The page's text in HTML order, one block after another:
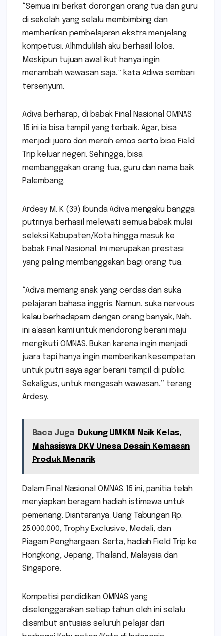
“Semua ini berkat dorongan orang tua dan guru
di sekolah yang selalu membimbing dan
memberikan pembelajaran ekstra menjelang
kompetusi. Alhmdulilah aku berhasil lolos.
Meskipun tujuan awal ikut hanya ingin
menambah wawasan saja,” kata Adiwa sembari
tersenyum.
Adiva berharap, di babak Final Nasional OMNAS
15 ini ia bisa tampil yang terbaik. Agar, bisa
menjadi juara dan meraih emas serta bisa Field
Trip keluar negeri. Sehingga, bisa
membanggakan orang tua, guru dan nama baik
Palembang.
Ardesy M. K (39) Ibunda Adiva mengaku bangga
putrinya berhasil melewati semua babak mulai
seleksi Kabupaten/Kota hingga masuk ke
babak Final Nasional. Ini merupakan prestasi
yang paling membanggakan bagi orang tua.
“Adiva memang anak yang cerdas dan suka
pelajaran bahasa inggris. Namun, suka nervous
kalau berhadapam dengan orang banyak, Nah,
ini alasan kami untuk mendorong berani maju
mengikuti OMNAS. Bukan karena ingin menjadi
juara tapi hanya ingin memberikan kesempatan
untuk putri saya agar berani tampil di public.
Sekaligus, untuk mengasah wawasan,” terang
Ardesy.
Baca Juga
Dukung UMKM Naik Kelas,
Mahasiswa DKV Unesa Desain Kemasan
Produk Menarik
Dalam Final Nasional OMNAS 15 ini, panitia telah
menyiapkan beragam hadiah istimewa untuk
pemenang. Diantaranya, Uang Tabungan Rp.
25.000.000, Trophy Exclusive, Medali, dan
Piagam Penghargaan. Serta, hadiah Field Trip ke
Hongkong, Jepang, Thailand, Malaysia dan
Singapore.
Kompetisi pendidikan OMNAS yang
diselenggarakan setiap tahun oleh ini selalu
disambut antusias seluruh pelajar dari